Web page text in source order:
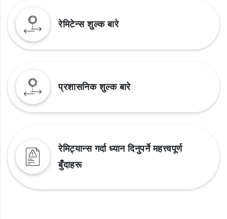
रेमिटेन्स शुल्क बारे
प्रशासनिक शुल्क बारे
रेमिट्यान्स गर्दा ध्यान दिनुपर्ने महत्त्वपूर्ण
बुँदाहरू